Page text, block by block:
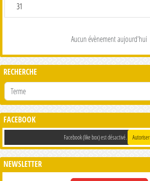
31
Aucun évènement aujourd'hui
RECHERCHE
FACEBOOK
Facebook (like box) est désactivé. Autoriser
NEWSLETTER